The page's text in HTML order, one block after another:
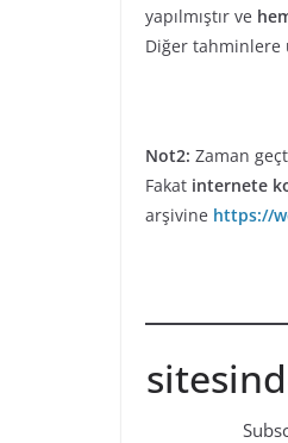
yapılmıştır ve
Diğer tahminlere
Not2: Zaman
Fakat internete
arşivine https://